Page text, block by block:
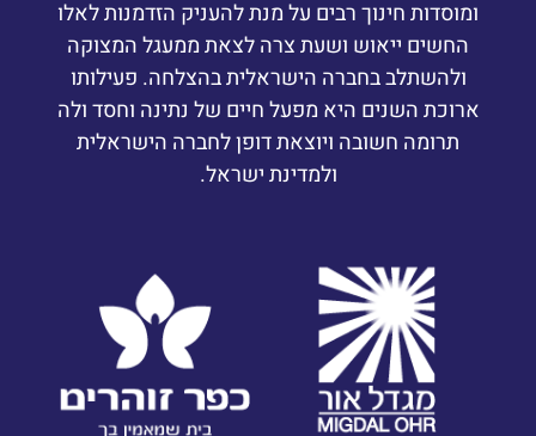
ומוסדות חינוך רבים על מנת להעניק הזדמנות לאלו
החשים ייאוש ושעת צרה לצאת ממעגל המצוקה
ולהשתלב בחברה הישראלית בהצלחה. פעילותו
ארוכת השנים היא מפעל חיים של נתינה וחסד ולה
תרומה חשובה ויוצאת דופן לחברה הישראלית
ולמדינת ישראל.